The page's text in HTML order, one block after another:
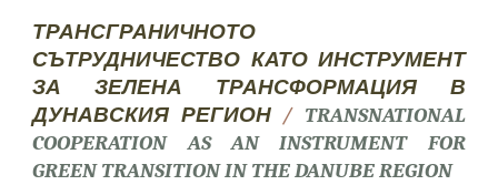
ТРАНСГРАНИЧНОТО
СЪТРУДНИЧЕСТВО КАТО ИНСТРУМЕНТ
ЗА ЗЕЛЕНА ТРАНСФОРМАЦИЯ В
ДУНАВСКИЯ РЕГИОН/ TRANSNATIONAL
COOPERATION AS AN INSTRUMENT FOR
GREEN TRANSITION IN THE DANUBE REGION